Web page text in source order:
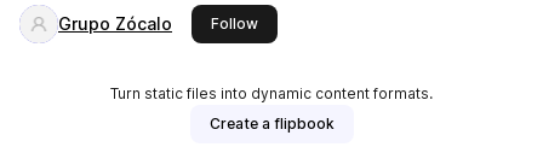
Grupo Zócalo Followthis publisher
Turn static files into dynamic content formats.
Create a flipbook